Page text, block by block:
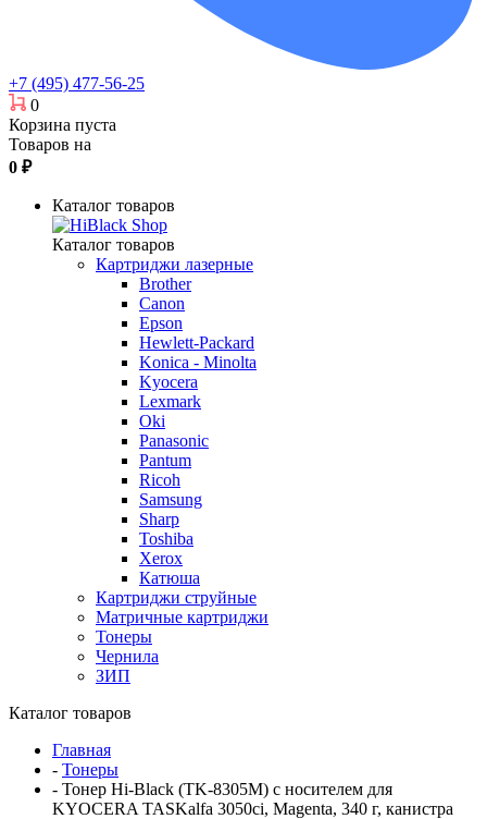
+7 (495) 477-56-25
0
Корзина пуста
Товаров на
0 ₽
Каталог товаров
Каталог товаров
Картриджи лазерные
Brother
Canon
Epson
Hewlett-Packard
Konica - Minolta
Kyocera
Lexmark
Oki
Panasonic
Pantum
Ricoh
Samsung
Sharp
Toshiba
Xerox
Катюша
Картриджи струйные
Матричные картриджи
Тонеры
Чернила
ЗИП
Каталог товаров
Главная
- Тонеры
- Тонер Hi-Black (TK-8305M) с носителем для
KYOCERA TASKalfa 3050ci, Magenta, 340 г, канистра